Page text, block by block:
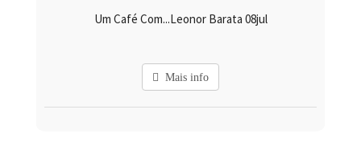
Um Café Com...Leonor Barata 08jul
Mais info